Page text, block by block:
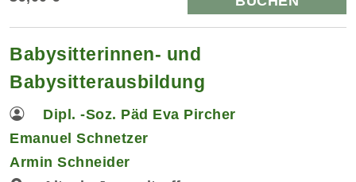
Babysitterinnen- und
Babysitterausbildung
Dipl. -Soz. Päd Eva Pircher
Emanuel Schnetzer
Armin Schneider